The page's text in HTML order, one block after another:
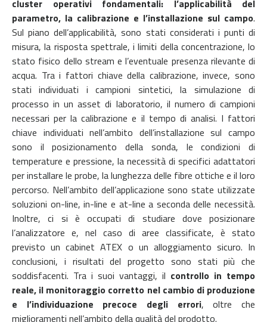
cluster operativi fondamentali: l’applicabilità del
parametro, la calibrazione e l’installazione sul campo.
Sul piano dell’applicabilità, sono stati considerati i punti di
misura, la risposta spettrale, i limiti della concentrazione, lo
stato fisico dello stream e l’eventuale presenza rilevante di
acqua. Tra i fattori chiave della calibrazione, invece, sono
stati individuati i campioni sintetici, la simulazione di
processo in un asset di laboratorio, il numero di campioni
necessari per la calibrazione e il tempo di analisi. I fattori
chiave individuati nell’ambito dell’installazione sul campo
sono il posizionamento della sonda, le condizioni di
temperature e pressione, la necessità di specifici adattatori
per installare le probe, la lunghezza delle fibre ottiche e il loro
percorso. Nell’ambito dell’applicazione sono state utilizzate
soluzioni on-line, in-line e at-line a seconda delle necessità.
Inoltre, ci si è occupati di studiare dove posizionare
l’analizzatore e, nel caso di aree classificate, è stato
previsto un cabinet ATEX o un alloggiamento sicuro. In
conclusioni, i risultati del progetto sono stati più che
soddisfacenti. Tra i suoi vantaggi, il controllo in tempo
reale, il monitoraggio corretto nel cambio di produzione
e l’individuazione precoce degli errori, oltre che
miglioramenti nell’ambito della qualità del prodotto.